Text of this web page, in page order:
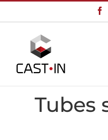
to
Tubes